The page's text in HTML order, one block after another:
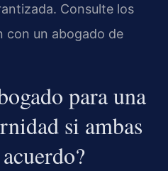
Consulte los
con un abogado de
para una
si ambas